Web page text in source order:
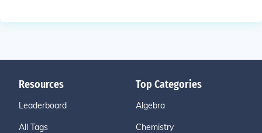
Resources
Leaderboard
All Tags
Top Categories
Algebra
Chemistry